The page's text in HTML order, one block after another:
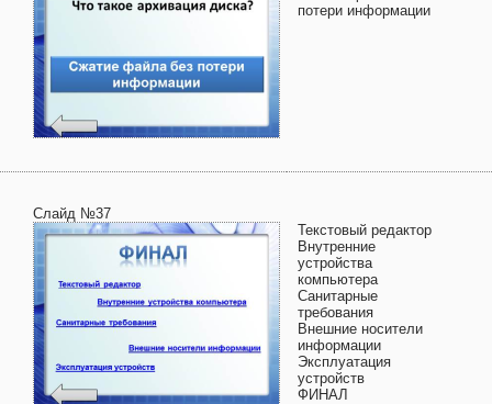
потери информации
Слайд №37
Текстовый редактор
Внутренние
устройства
компьютера
Санитарные
требования
Внешние носители
информации
Эксплуатация
устройств
ФИНАЛ